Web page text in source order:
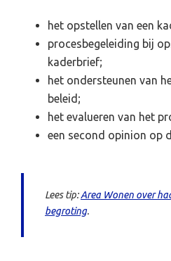
het opstellen van een
procesbegeleiding bij
kaderbrief;
het ondersteunen van
beleid;
het evalueren van het
een second opinion op
Lees tip:Area Wonen over
begroting.